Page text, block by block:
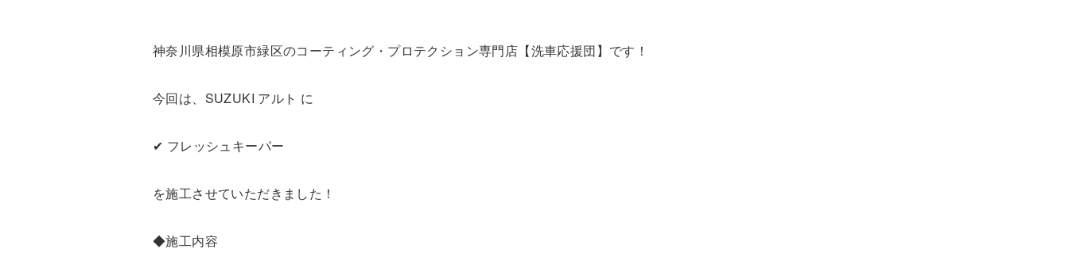
神奈川県相模原市緑区のコーティング・プロテクション専門店【洗車応援団】です！
今回は、SUZUKI アルト に
✔︎ フレッシュキーパー
を施工させていただきました！
◆施工内容